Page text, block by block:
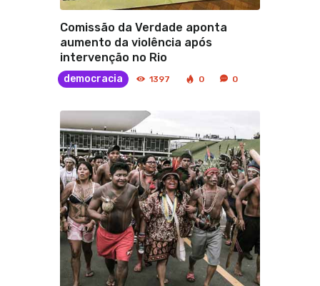
Comissão da Verdade aponta
aumento da violência após
intervenção no Rio
democracia 1397 0 0